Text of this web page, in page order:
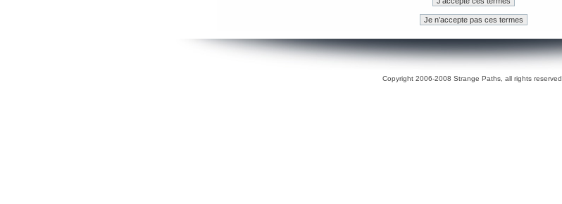
Copyright 2006-2008 Strange Paths, all rights reserved.